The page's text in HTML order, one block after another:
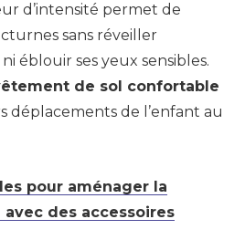
d’intensité permet de
sans réveiller
éblouir ses yeux sensibles.
de sol confortable
déplacements de l’enfant au
pour aménager la
des accessoires